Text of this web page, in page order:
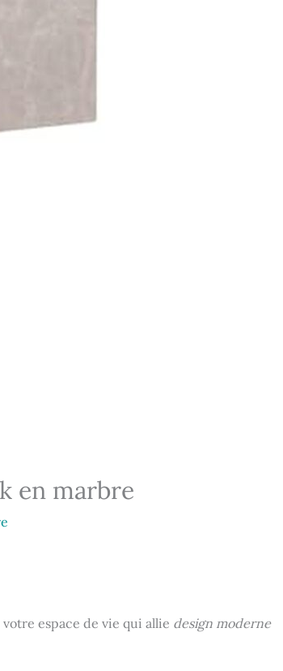
en marbre
espace de vie qui allie design moderne